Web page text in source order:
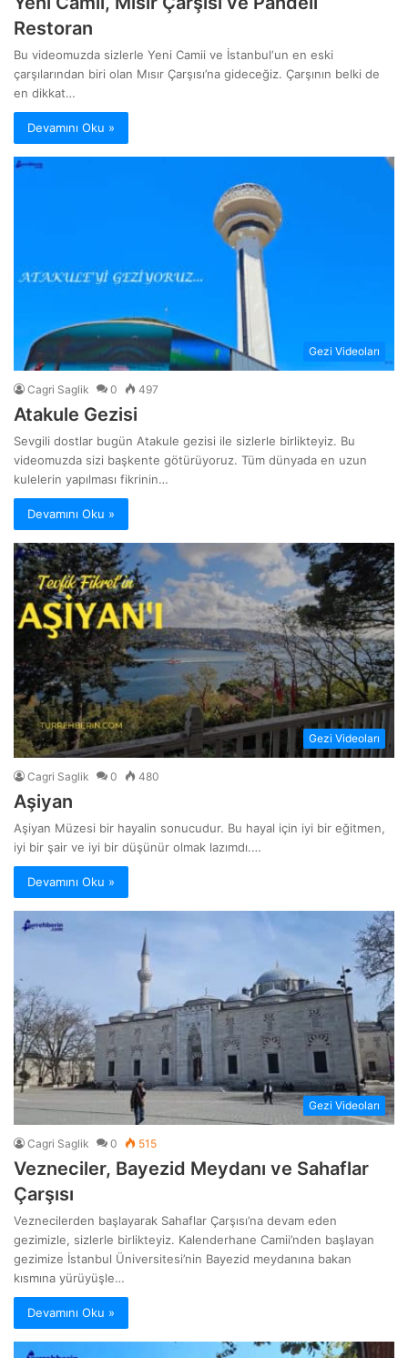
Restoran
Bu videomuzda sizlerle Yeni Camii ve İstanbul‘un en eski
çarşılarından biri olan Mısır Çarşısı’na gideceğiz. Çarşının belki de
en dikkat…
Devamını Oku »
Gezi Videoları
Cagri Saglik 0 497
Atakule Gezisi
Sevgili dostlar bugün Atakule gezisi ile sizlerle birlikteyiz. Bu
videomuzda sizi başkente götürüyoruz. Tüm dünyada en uzun
kulelerin yapılması fikrinin…
Devamını Oku »
Gezi Videoları
Cagri Saglik 0 480
Aşiyan
Aşiyan Müzesi bir hayalin sonucudur. Bu hayal için iyi bir eğitmen,
iyi bir şair ve iyi bir düşünür olmak lazımdı.…
Devamını Oku »
Gezi Videoları
Cagri Saglik 0 515
Vezneciler, Bayezid Meydanı ve Sahaflar
Çarşısı
Veznecilerden başlayarak Sahaflar Çarşısı’na devam eden
gezimizle, sizlerle birlikteyiz. Kalenderhane Camii’nden başlayan
gezimize İstanbul Üniversitesi’nin Bayezid meydanına bakan
kısmına yürüyüşle…
Devamını Oku »